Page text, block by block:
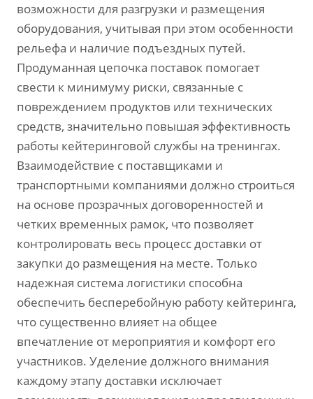
возможности для разгрузки и размещения
оборудования, учитывая при этом особенности
рельефа и наличие подъездных путей.
Продуманная цепочка поставок помогает
свести к минимуму риски, связанные с
повреждением продуктов или технических
средств, значительно повышая эффективность
работы кейтеринговой службы на тренингах.
Взаимодействие с поставщиками и
транспортными компаниями должно строиться
на основе прозрачных договоренностей и
четких временных рамок, что позволяет
контролировать весь процесс доставки от
закупки до размещения на месте. Только
надежная система логистики способна
обеспечить бесперебойную работу кейтеринга,
что существенно влияет на общее
впечатление от мероприятия и комфорт его
участников. Уделение должного внимания
каждому этапу доставки исключает